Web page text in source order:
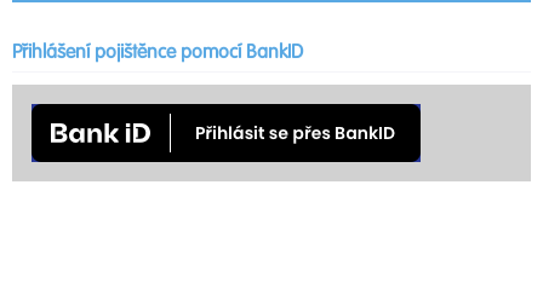
Přihlášení pojištěnce pomocí BankID